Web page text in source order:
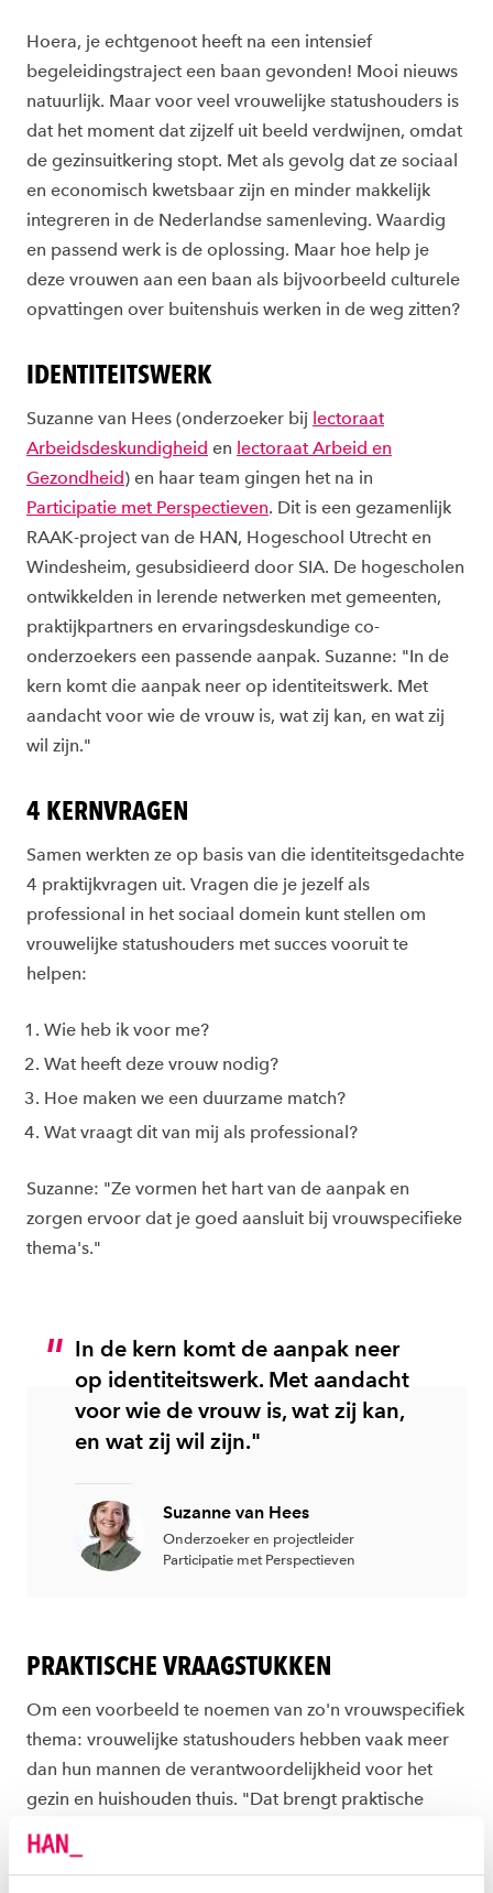
Hoera, je echtgenoot heeft na een intensief
begeleidingstraject een baan gevonden! Mooi nieuws
natuurlijk. Maar voor veel vrouwelijke statushouders is
dat het moment dat zijzelf uit beeld verdwijnen, omdat
de gezinsuitkering stopt. Met als gevolg dat ze sociaal
en economisch kwetsbaar zijn en minder makkelijk
integreren in de Nederlandse samenleving. Waardig
en passend werk is de oplossing. Maar hoe help je
deze vrouwen aan een baan als bijvoorbeeld culturele
opvattingen over buitenshuis werken in de weg zitten?
IDENTITEITSWERK
Suzanne van Hees (onderzoeker bij lectoraat
Arbeidsdeskundigheid en lectoraat Arbeid en
Gezondheid) en haar team gingen het na in
Participatie met Perspectieven. Dit is een gezamenlijk
RAAK-project van de HAN, Hogeschool Utrecht en
Windesheim, gesubsidieerd door SIA. De hogescholen
ontwikkelden in lerende netwerken met gemeenten,
praktijkpartners en ervaringsdeskundige co-
onderzoekers een passende aanpak. Suzanne: "In de
kern komt die aanpak neer op identiteitswerk. Met
aandacht voor wie de vrouw is, wat zij kan, en wat zij
wil zijn."
4 KERNVRAGEN
Samen werkten ze op basis van die identiteitsgedachte
4 praktijkvragen uit. Vragen die je jezelf als
professional in het sociaal domein kunt stellen om
vrouwelijke statushouders met succes vooruit te
helpen:
Wie heb ik voor me?
Wat heeft deze vrouw nodig?
Hoe maken we een duurzame match?
Wat vraagt dit van mij als professional?
Suzanne: "Ze vormen het hart van de aanpak en
zorgen ervoor dat je goed aansluit bij vrouwspecifieke
thema's."
In de kern komt de aanpak neer
op identiteitswerk. Met aandacht
voor wie de vrouw is, wat zij kan,
en wat zij wil zijn."
Suzanne van Hees
Onderzoeker en projectleider
Participatie met Perspectieven
PRAKTISCHE VRAAGSTUKKEN
Om een voorbeeld te noemen van zo'n vrouwspecifiek
thema: vrouwelijke statushouders hebben vaak meer
dan hun mannen de verantwoordelijkheid voor het
gezin en huishouden thuis. "Dat brengt praktische
vraagstukken met zich mee", legt Suzanne uit. "Als
professional moet je daar oog voor hebben." Ook